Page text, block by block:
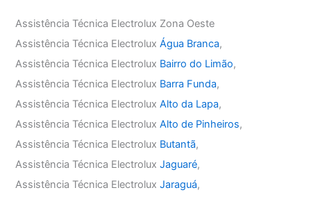
Assistência Técnica Electrolux Zona Oeste
Assistência Técnica ElectroluxÁgua Branca,
Assistência Técnica Electrolux Bairro do Limão,
Assistência Técnica Electrolux Barra Funda,
Assistência Técnica ElectroluxAlto da Lapa,
Assistência Técnica ElectroluxAlto de Pinheiros,
Assistência Técnica Electrolux Butantã,
Assistência Técnica ElectroluxJaguaré,
Assistência Técnica ElectroluxJaraguá,